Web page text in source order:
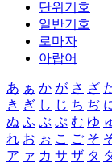
단위기호
일반기호
로마자
아랍어
あ ぁ か が さ ざ
き ぎ し じ ち ぢ
ぬ ふ ぶ ぷ む ゆ
れ お ぉ こ ご そ
ア ァ カ サ ザ タ